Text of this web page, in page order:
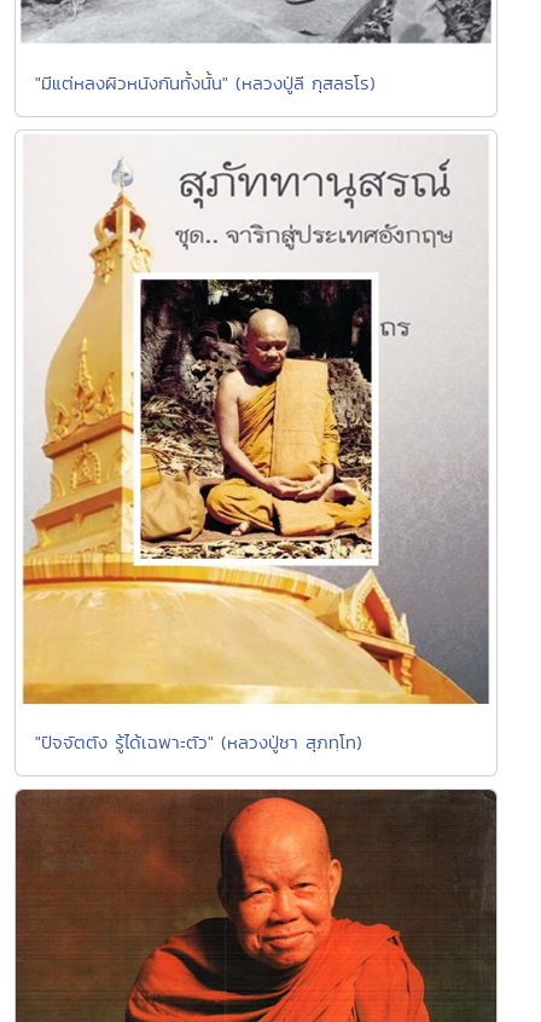
"มีแต่หลงผิวหนังกันทั้งนั้น" (หลวงปู่ลี กุสลธโร)
"ปัจจัตตัง รู้ได้เฉพาะตัว" (หลวงปู่ชา สุภทฺโท)